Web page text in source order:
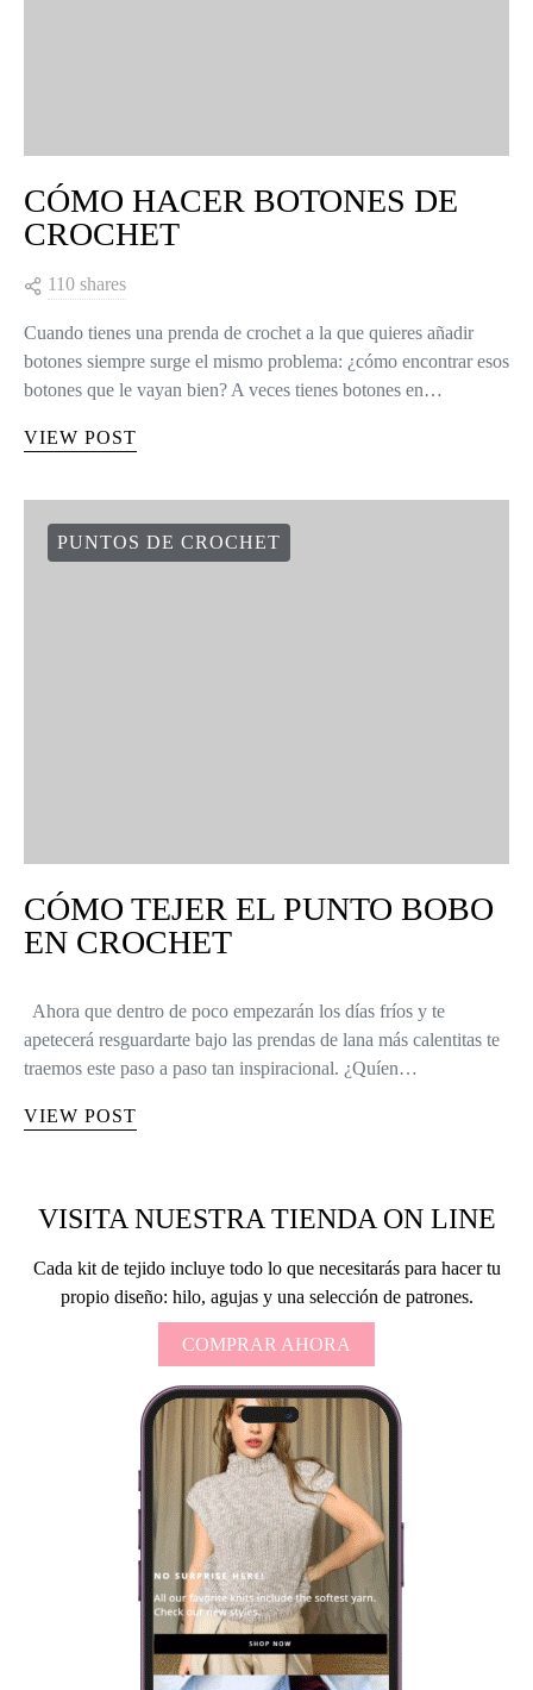
CÓMO HACER BOTONES DE
CROCHET
110 shares
Cuando tienes una prenda de crochet a la que quieres añadir
botones siempre surge el mismo problema: ¿cómo encontrar esos
botones que le vayan bien? A veces tienes botones en…
VIEW POST
PUNTOS DE CROCHET
CÓMO TEJER EL PUNTO BOBO
EN CROCHET
Ahora que dentro de poco empezarán los días fríos y te
apetecerá resguardarte bajo las prendas de lana más calentitas te
traemos este paso a paso tan inspiracional. ¿Quíen…
VIEW POST
VISITA NUESTRA TIENDA ON LINE
Cada kit de tejido incluye todo lo que necesitarás para hacer tu
propio diseño: hilo, agujas y una selección de patrones.
COMPRAR AHORA